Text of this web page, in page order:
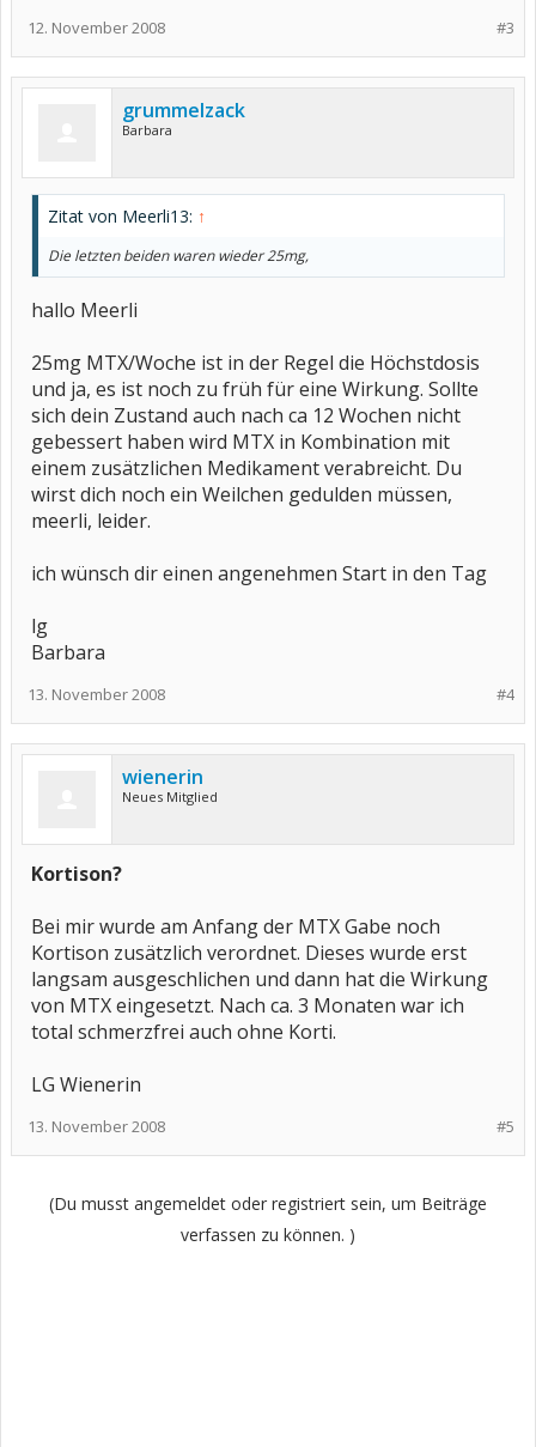
#3
12. November 2008
grummelzack
Barbara
Zitat von Meerli13: ↑
Die letzten beiden waren wieder 25mg,
hallo Meerli
25mg MTX/Woche ist in der Regel die Höchstdosis
und ja, es ist noch zu früh für eine Wirkung. Sollte
sich dein Zustand auch nach ca 12 Wochen nicht
gebessert haben wird MTX in Kombination mit
einem zusätzlichen Medikament verabreicht. Du
wirst dich noch ein Weilchen gedulden müssen,
meerli, leider.
ich wünsch dir einen angenehmen Start in den Tag
lg
Barbara
#4
13. November 2008
wienerin
Neues Mitglied
Kortison?
Bei mir wurde am Anfang der MTX Gabe noch
Kortison zusätzlich verordnet. Dieses wurde erst
langsam ausgeschlichen und dann hat die Wirkung
von MTX eingesetzt. Nach ca. 3 Monaten war ich
total schmerzfrei auch ohne Korti.
LG Wienerin
#5
13. November 2008
(Du musst angemeldet oder registriert sein, um Beiträge
verfassen zu können. )